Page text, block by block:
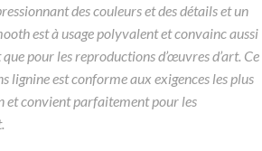
des couleurs et des détails et un
est à usage polyvalent et convainc aussi
pour les reproductions d’œuvres d’art. Ce
lignine est conforme aux exigences les plus
et convient parfaitement pour les